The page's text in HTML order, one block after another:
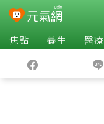
焦點 養生 醫療